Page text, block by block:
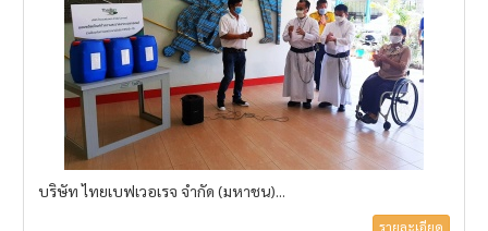
บริษัท ไทยเบฟเวอเรจ จํากัด (มหาชน)...
รายละเอียด